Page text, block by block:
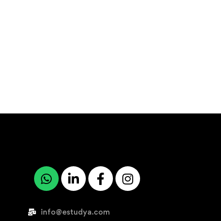
info@estudya.com